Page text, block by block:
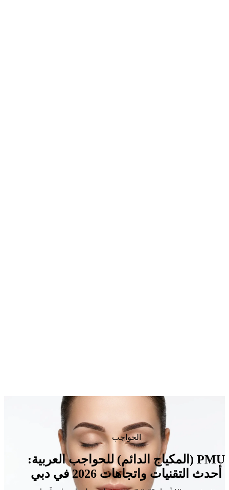
الحواجب
PMU (المكياج الدائم) للحواجب العربية:
أحدث التقنيات واتجاهات 2026 في دبي